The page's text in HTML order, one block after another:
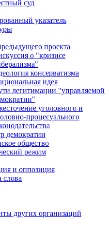
суд
указатель
проекта
о "кризисе
консерватизма
идея
легитимации "управляемой
уголовного и
процесуального
демократии
общество
режим
и оппозиция
слова
других организаций